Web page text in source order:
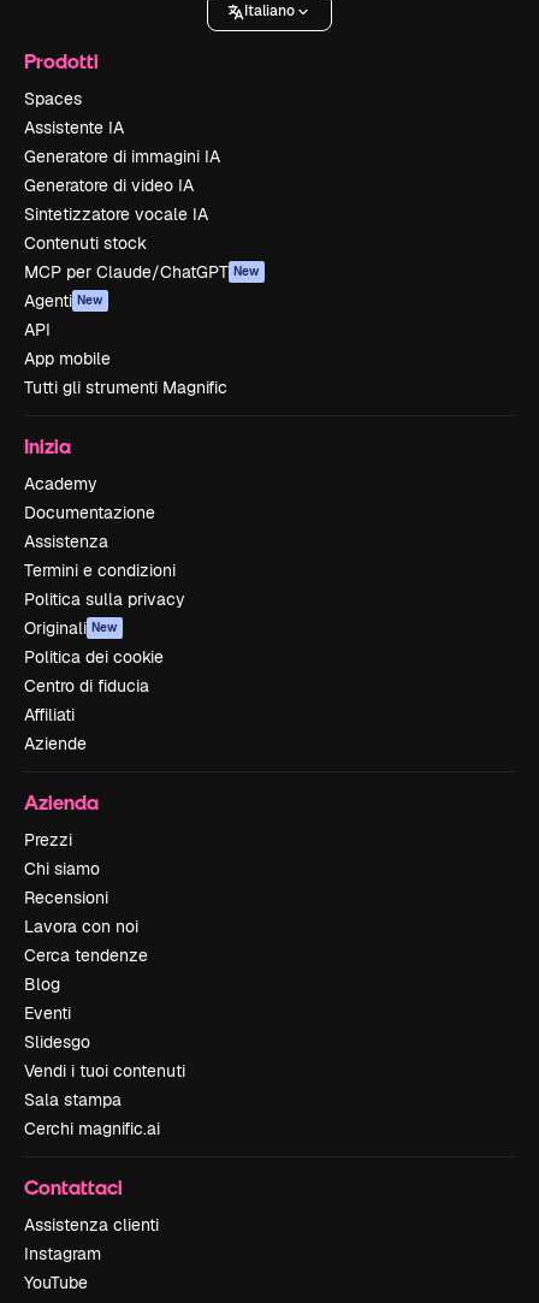
Italiano
Prodotti
Spaces
Assistente IA
Generatore di immagini IA
Generatore di video IA
Sintetizzatore vocale IA
Contenuti stock
MCP per Claude/ChatGPT New
Agenti New
API
App mobile
Tutti gli strumenti Magnific
Inizia
Academy
Documentazione
Assistenza
Termini e condizioni
Politica sulla privacy
Originali New
Politica dei cookie
Centro di fiducia
Affiliati
Aziende
Azienda
Prezzi
Chi siamo
Recensioni
Lavora con noi
Cerca tendenze
Blog
Eventi
Slidesgo
Vendi i tuoi contenuti
Sala stampa
Cerchi magnific.ai
Contattaci
Assistenza clienti
Instagram
YouTube